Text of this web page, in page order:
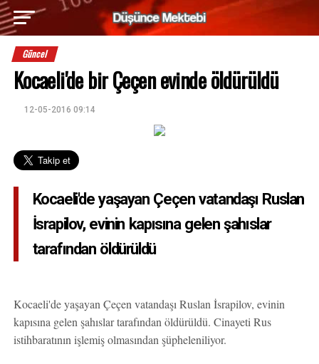
Güncel
Kocaeli'de bir Çeçen evinde öldürüldü
12-05-2016 09:14
Kocaeli'de yaşayan Çeçen vatandaşı Ruslan
İsrapilov, evinin kapısına gelen şahıslar
tarafından öldürüldü
Kocaeli'de yaşayan Çeçen vatandaşı Ruslan İsrapilov, evinin
kapısına gelen şahıslar tarafından öldürüldü. Cinayeti Rus
istihbaratının işlemiş olmasından şüpheleniliyor.